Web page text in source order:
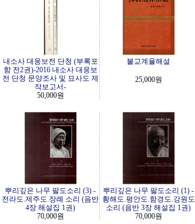
내소사 대웅보전 단청 (부록포
함 전2권)-2016 내소사 대웅보
전 단청 문양조사 및 묘사도 제
작보고서-
50,000원
불교계율해설
25,000원
뿌리깊은 나무 팔도소리 (3) -
전라도.제주도.장례 소리 (음반
4장 해설집 1권)
70,000원
뿌리깊은 나무 팔도소리 (1) -
황해도.평안도.함경도.강원도
소리 (음반 3장 해설집 1권)
70,000원